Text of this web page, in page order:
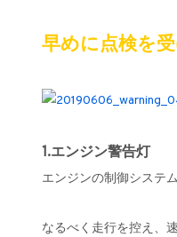
早めに点検を
1.エンジン警告灯
エンジンの制御システ
なるべく走行を控え、